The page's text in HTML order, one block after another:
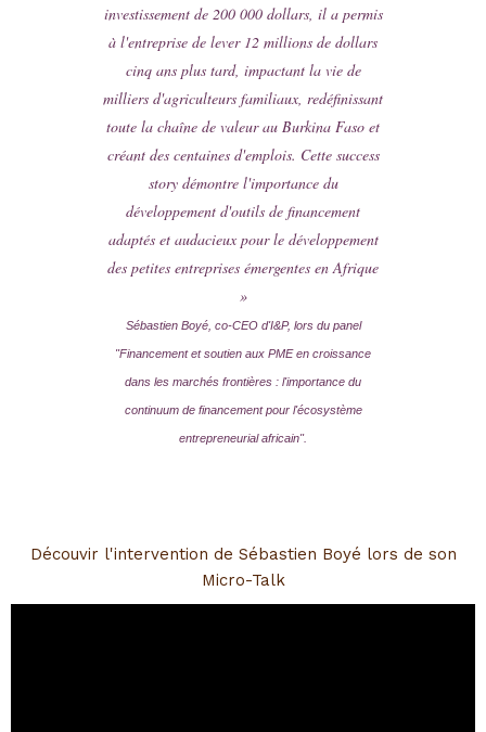
investissement de 200 000 dollars, il a permis
à l'entreprise de lever 12 millions de dollars
cinq ans plus tard, impactant la vie de
milliers d'agriculteurs familiaux, redéfinissant
toute la chaîne de valeur au Burkina Faso et
créant des centaines d'emplois. Cette success
story démontre l'importance du
développement d'outils de financement
adaptés et audacieux pour le développement
des petites entreprises émergentes en Afrique
»
Sébastien Boyé, co-CEO d'I&P, lors du panel
"Financement et soutien aux PME en croissance
dans les marchés frontières : l'importance du
continuum de financement pour l'écosystème
entrepreneurial africain".
Découvir l'intervention de Sébastien Boyé lors de son
Micro-Talk